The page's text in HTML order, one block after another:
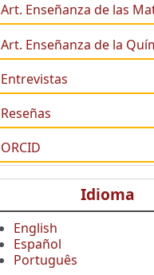
Art. Enseñanza de las
Art. Enseñanza de la
Entrevistas
Reseñas
ORCID
Idioma
English
Español
Português